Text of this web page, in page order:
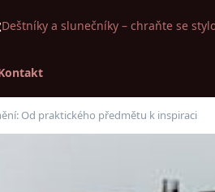
Deštníky a slunečníky – chraňte se
Od praktického předmětu k inspiraci